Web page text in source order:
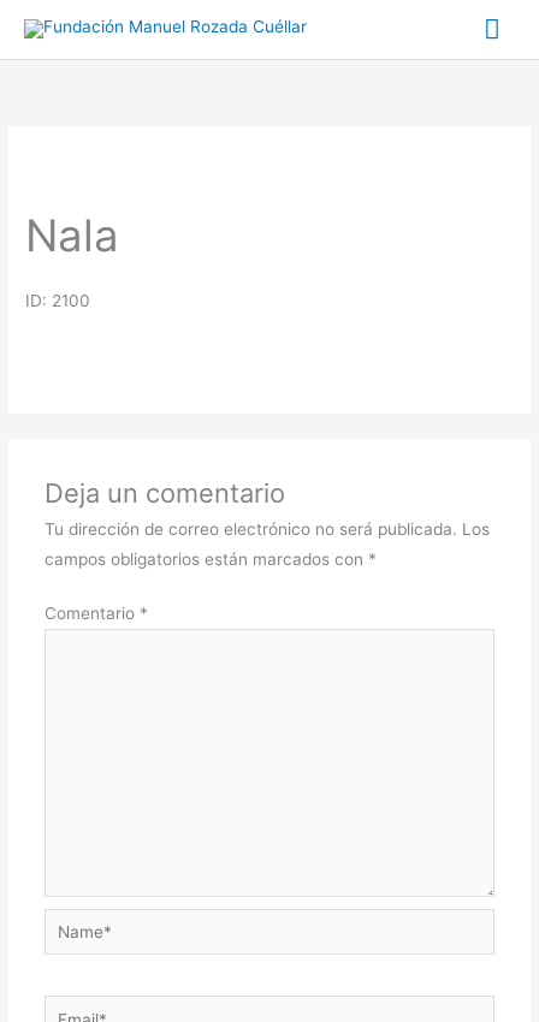
Nala
ID: 2100
Deja un comentario
Tu dirección de correo electrónico no será publicada. Los
campos obligatorios están marcados con *
Comentario *
Name*
Email*